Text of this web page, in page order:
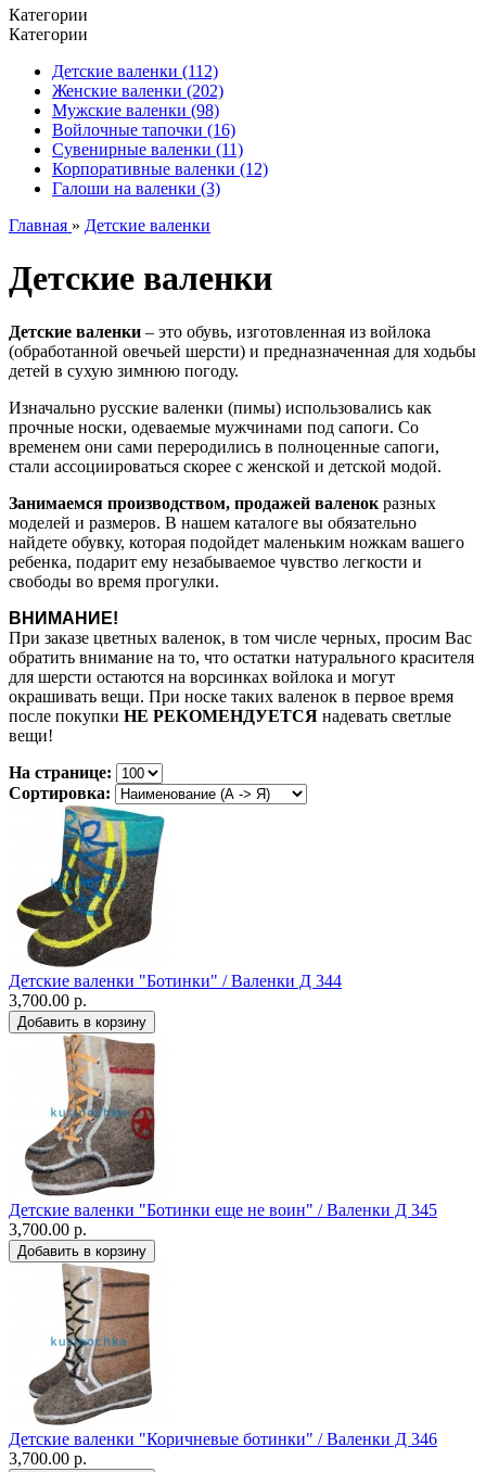
Категории
Категории
Детские валенки (112)
Женские валенки (202)
Мужские валенки (98)
Войлочные тапочки (16)
Сувенирные валенки (11)
Корпоративные валенки (12)
Галоши на валенки (3)
Главная » Детские валенки
Детские валенки
Детские валенки – это обувь, изготовленная из войлока
(обработанной овечьей шерсти) и предназначенная для ходьбы
детей в сухую зимнюю погоду.
Изначально русские валенки (пимы) использовались как
прочные носки, одеваемые мужчинами под сапоги. Со
временем они сами переродились в полноценные сапоги,
стали ассоциироваться скорее с женской и детской модой.
Занимаемся производством, продажей валенок разных
моделей и размеров. В нашем каталоге вы обязательно
найдете обувку, которая подойдет маленьким ножкам вашего
ребенка, подарит ему незабываемое чувство легкости и
свободы во время прогулки.
ВНИМАНИЕ!
При заказе цветных валенок, в том числе черных, просим Вас
обратить внимание на то, что остатки натурального красителя
для шерсти остаются на ворсинках войлока и могут
окрашивать вещи. При носке таких валенок в первое время
после покупки НЕ РЕКОМЕНДУЕТСЯ надевать светлые
вещи!
На странице:
Сортировка:
Детские валенки "Ботинки" / Валенки Д 344
3,700.00 р.
Детские валенки "Ботинки еще не воин" / Валенки Д 345
3,700.00 р.
Детские валенки "Коричневые ботинки" / Валенки Д 346
3,700.00 р.